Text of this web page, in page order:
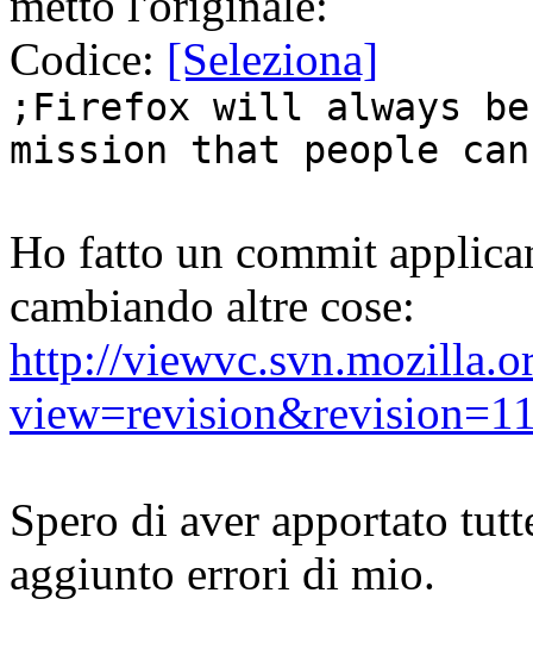
Codice: [Seleziona]
;Firefox will always
mission that people
Ho fatto un commit
cambiando altre cose:
http://
Spero di aver apportato
aggiunto errori di mio.